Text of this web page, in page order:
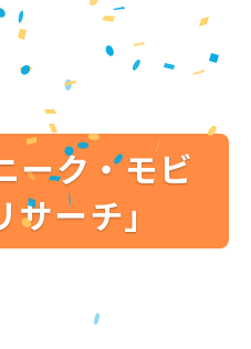
ーク・モビ
ーチ」